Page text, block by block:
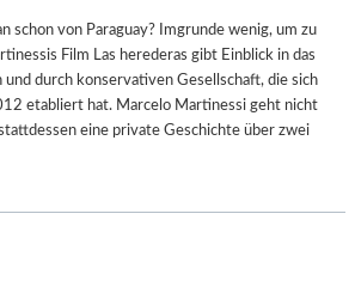
schon von Paraguay? Imgrunde wenig, um zu
Film Las herederas gibt Einblick in das
durch konservativen Gesellschaft, die sich
etabliert hat. Marcelo Martinessi geht nicht
eine private Geschichte über zwei